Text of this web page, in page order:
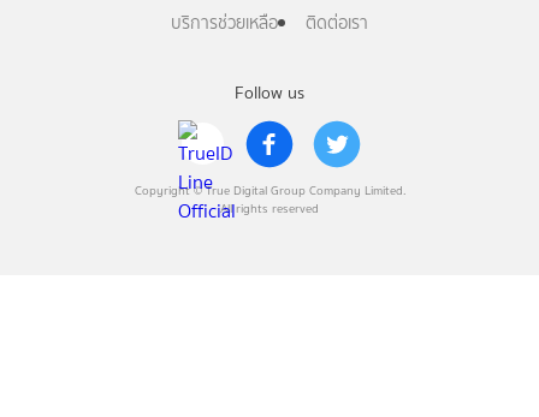
Follow us
Copyright © True Digital Group Company Limited.
All rights reserved
บริการช่วยเหลือ
ติดต่อเรา